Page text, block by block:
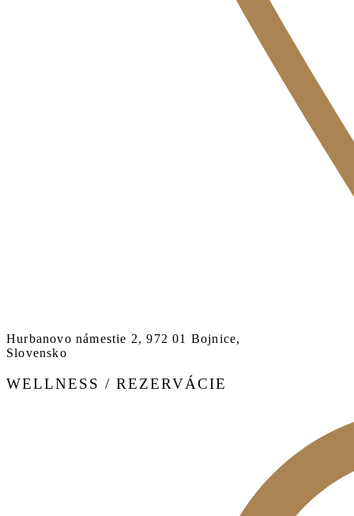
Hurbanovo námestie 2, 972 01 Bojnice,
Slovensko
WELLNESS / REZERVÁCIE